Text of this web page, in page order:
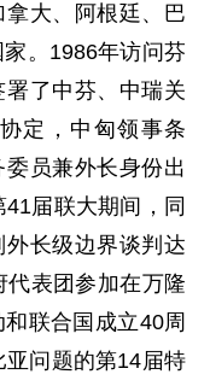
大、阿根廷、巴
。1986年访问芬
了中芬、中瑞关
定，中匈领事条
员兼外长身份出
届联大期间，同
长级边界谈判达
代表团参加在万隆
联合国成立40周
问题的第14届特